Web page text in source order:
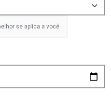
se aplica a você.